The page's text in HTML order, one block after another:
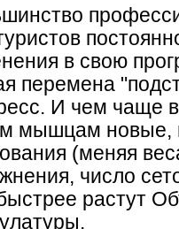
в свою
перемена
И чем чаще
мышцам новые,
(меняя
число
растут